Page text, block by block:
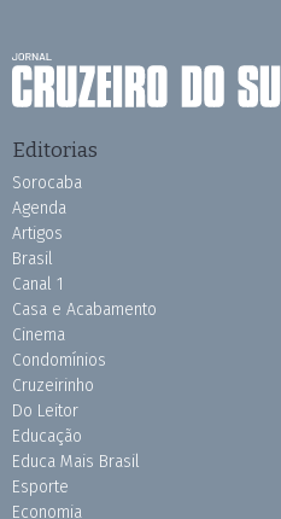
Editorias
Sorocaba
Agenda
Artigos
Brasil
Canal 1
Casa e Acabamento
Cinema
Condomínios
Cruzeirinho
Do Leitor
Educação
Educa Mais Brasil
Esporte
Economia